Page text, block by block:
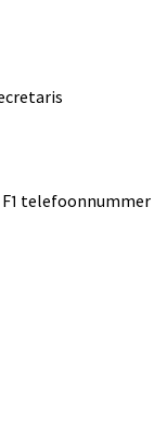
telefoonnummer